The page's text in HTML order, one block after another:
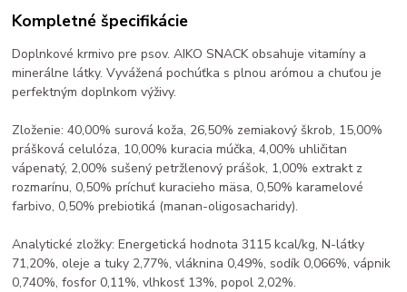
Kompletné špecifikácie
Doplnkové krmivo pre psov. AIKO SNACK obsahuje vitamíny a
minerálne látky. Vyvážená pochúťka s plnou arómou a chuťou je
perfektným doplnkom výživy.
Zloženie: 40,00% surová koža, 26,50% zemiakový škrob, 15,00%
prášková celulóza, 10,00% kuracia múčka, 4,00% uhličitan
vápenatý, 2,00% sušený petržlenový prášok, 1,00% extrakt z
rozmarínu, 0,50% príchuť kuracieho mäsa, 0,50% karamelové
farbivo, 0,50% prebiotiká (manan-oligosacharidy).
Analytické zložky: Energetická hodnota 3115 kcal/kg, N-látky
71,20%, oleje a tuky 2,77%, vláknina 0,49%, sodík 0,066%, vápnik
0,740%, fosfor 0,11%, vlhkosť 13%, popol 2,02%.